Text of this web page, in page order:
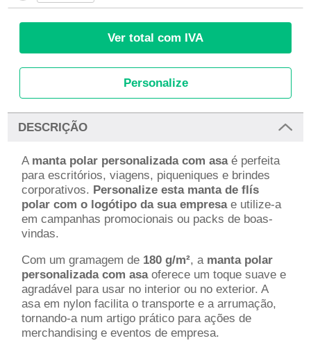
Ver total com IVA
Personalize
DESCRIÇÃO
A manta polar personalizada com asaé perfeita
para escritórios, viagens, piqueniques e brindes
corporativos. Personalize esta manta de flís
polar com o logótipo da sua empresae utilize-a
em campanhas promocionais ou packs de boas-
vindas.
Com um gramagem de 180 g/m², a manta polar
personalizada com asaoferece um toque suave e
agradável para usar no interior ou no exterior. A
asa em nylon facilita o transporte e a arrumação,
tornando-a num artigo prático para ações de
merchandising e eventos de empresa.